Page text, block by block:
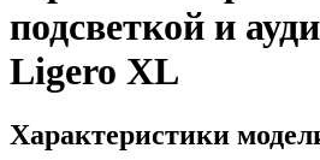
подсветкой и
Ligero XL
Характеристики